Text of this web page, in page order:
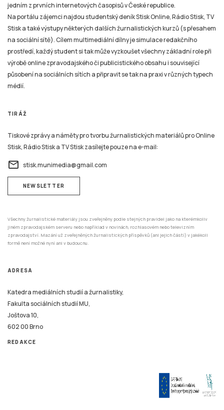
jedním z prvních internetových časopisů v České republice.
Na portálu zájemci najdou studentský deník Stisk Online, Rádio Stisk, TV
Stisk a také výstupy některých dalších žurnalistických kurzů (s přesahem
na sociální sítě). Cílem multimediální dílny je simulace redakčního
prostředí, každý student si tak může vyzkoušet všechny základní role při
výrobě online zpravodajského či publicistického obsahu i související
působení na sociálních sítích a připravit se tak na praxi v různých typech
médií.
TIRÁŽ
Tiskové zprávy a náměty pro tvorbu žurnalistických materiálů pro Online
Stisk, Rádio Stisk a TV Stisk zasílejte pouze na e-mail:
email stisk.munimedia@gmail.com
NEWSLETTER
Všechny žurnalistické materiály jsou zveřejněny podle stejných pravidel jako na kterémkoliv
jiném zpravodajském serveru nebo například v novinách, rozhlasovém nebo televizním
zpravodajství. Mazání už zveřejněných žurnalistických příspěvků (ani jejich částí) v jakékoli
formě není možné nyní ani v budoucnu.
ADRESA
Katedra mediálních studií a žurnalistiky,
Fakulta sociálních studií MU,
Joštova 10,
602 00 Brno
REDAKCE